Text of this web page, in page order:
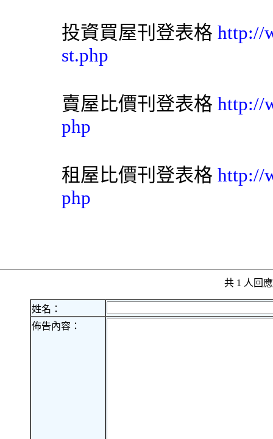
投資買屋刊登表格 http://
st.php
賣屋比價刊登表格 http://
php
租屋比價刊登表格 http://
php
共 1 人回
姓名：
佈告內容：